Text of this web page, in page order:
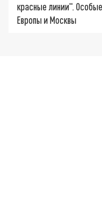
красные линии".
Европы и Москвы